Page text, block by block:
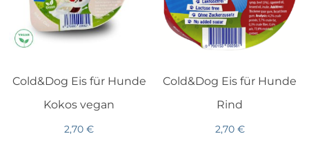
Cold&Dog Eis für Hunde
Kokos vegan
2,70 €
Cold&Dog Eis für Hunde
Rind
2,70 €